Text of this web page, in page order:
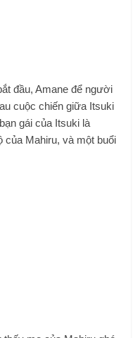
đầu, Amane để người
cuộc chiến giữa Itsuki
gái của Itsuki là
của Mahiru, và một buổi